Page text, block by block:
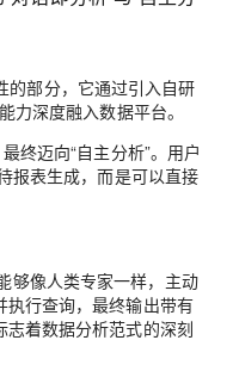
的部分，它通过引入自研
力深度融入数据平台。
终迈向“自主分析”。用户
报表生成，而是可以直接
够像人类专家一样，主动
执行查询，最终输出带有
着数据分析范式的深刻